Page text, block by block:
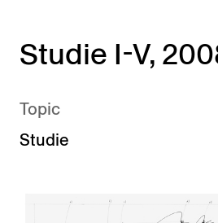
Studie I-V,
Topic
Studie